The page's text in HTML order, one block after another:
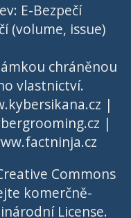
E-Bezpečí
(volume, issue)
chráněnou
vlastnictví.
|
|
Commons
komerčně-
License.